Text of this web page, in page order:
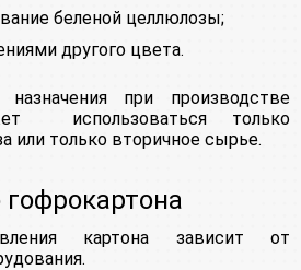
беленой целлюлозы;
другого цвета.
при производстве
использоваться только
или только вторичное сырье.
картона зависит от